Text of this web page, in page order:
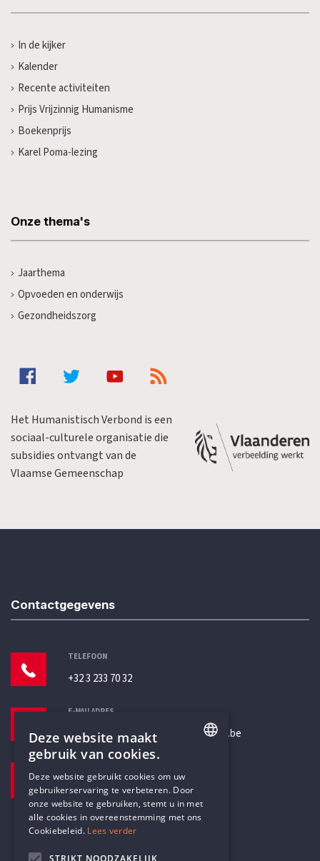
In de kijker
Kalender
Recente activiteiten
Prijs Vrijzinnig Humanisme
Boekenprijs
Karel Poma-lezing
Onze thema's
Jaarthema
Opvoeden en onderwijs
Gezondheidszorg
Het Humanistisch Verbond is een
sociaal-culturele organisatie die
subsidies ontvangt van de
Vlaamse Gemeenschap
Contactgegevens
TELEFOON
+32 3 233 70 32
E-MAILADRES
secretariaat@humanistischverbond.be
Pottenbrug 4
Antwerpen, 2000
DUTCH
Deze website maakt
gebruik van cookies.
Deze website gebruikt cookies om uw
gebruikerservaring te verbeteren. Door
onze website te gebruiken, stemt u in met
alle cookies in overeenstemming met ons
Cookiebeleid. Lees verder
STRIKT NOODZAKELIJK